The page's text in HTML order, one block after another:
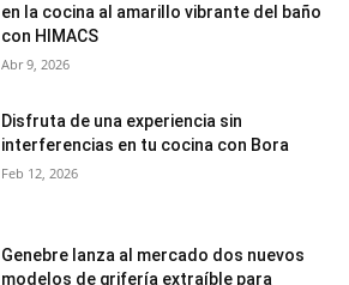
en la cocina al amarillo vibrante del baño
con HIMACS
Abr 9, 2026
Disfruta de una experiencia sin
interferencias en tu cocina con Bora
Feb 12, 2026
Genebre lanza al mercado dos nuevos
modelos de grifería extraíble para